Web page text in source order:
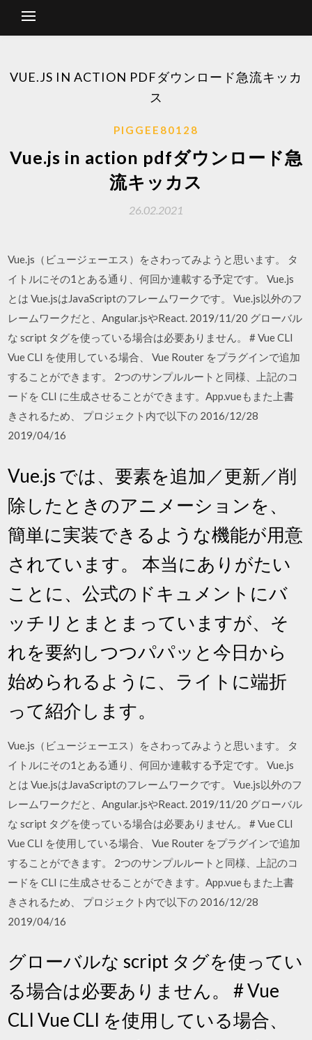
VUE.JS IN ACTION PDFダウンロード急流キッカ
ス
PIGGEE80128
Vue.js in action pdfダウンロード急
流キッカス
26.02.2021
Vue.js（ビュージェーエス）をさわってみようと思います。 タ
イトルにその1とある通り、何回か連載する予定です。 Vue.js
とは Vue.jsはJavaScriptのフレームワークです。 Vue.js以外のフ
レームワークだと、Angular.jsやReact. 2019/11/20 グローバル
な script タグを使っている場合は必要ありません。 # Vue CLI
Vue CLI を使用している場合、 Vue Router をプラグインで追加
することができます。 2つのサンプルルートと同様、上記のコ
ードを CLI に生成させることができます。App.vueもまた上書
きされるため、 プロジェクト内で以下の 2016/12/28
2019/04/16
Vue.js では、要素を追加／更新／削
除したときのアニメーションを、
簡単に実装できるような機能が用意
されています。 本当にありがたい
ことに、公式のドキュメントにバ
ッチリとまとまっていますが、そ
れを要約しつつパパッと今日から
始められるように、ライトに端折
って紹介します。
Vue.js（ビュージェーエス）をさわってみようと思います。 タ
イトルにその1とある通り、何回か連載する予定です。 Vue.js
とは Vue.jsはJavaScriptのフレームワークです。 Vue.js以外のフ
レームワークだと、Angular.jsやReact. 2019/11/20 グローバル
な script タグを使っている場合は必要ありません。 # Vue CLI
Vue CLI を使用している場合、 Vue Router をプラグインで追加
することができます。 2つのサンプルルートと同様、上記のコ
ードを CLI に生成させることができます。App.vueもまた上書
きされるため、 プロジェクト内で以下の 2016/12/28
2019/04/16
グローバルな script タグを使ってい
る場合は必要ありません。 # Vue
CLI Vue CLI を使用している場合、